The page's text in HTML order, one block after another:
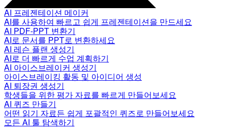
AI 프레젠테이션 메이커
AI를 사용하여 빠르고 쉽게 프레젠테이션을 만드세요
AI PDF-PPT 변환기
AI로 문서를 PPT로 변환하세요
AI 레슨 플랜 생성기
AI로 더 빠르게 수업 계획하기
AI 아이스브레이커 생성기
아이스브레이킹 활동 및 아이디어 생성
AI 퇴장권 생성기
학생들을 위한 평가 자료를 빠르게 만들어보세요
AI 퀴즈 만들기
어떤 읽기 자료든 쉽게 포괄적인 퀴즈로 만들어보세요
모든 AI 툴 탐색하기